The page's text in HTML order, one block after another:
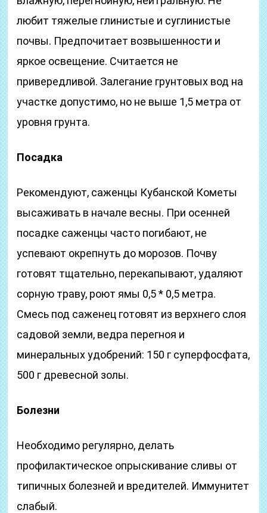
любит тяжелые глинистые и суглинистые
почвы. Предпочитает возвышенности и
яркое освещение. Считается не
привередливой. Залегание грунтовых вод на
участке допустимо, но не выше 1,5 метра от
уровня грунта.
Посадка
Рекомендуют, саженцы Кубанской Кометы
высаживать в начале весны. При осенней
посадке саженцы часто погибают, не
успевают окрепнуть до морозов. Почву
готовят тщательно, перекапывают, удаляют
сорную траву, роют ямы 0,5 * 0,5 метра.
Смесь под саженец готовят из верхнего слоя
садовой земли, ведра перегноя и
минеральных удобрений: 150 г суперфосфата,
500 г древесной золы.
Болезни
Необходимо регулярно, делать
профилактическое опрыскивание сливы от
типичных болезней и вредителей. Иммунитет
слабый.